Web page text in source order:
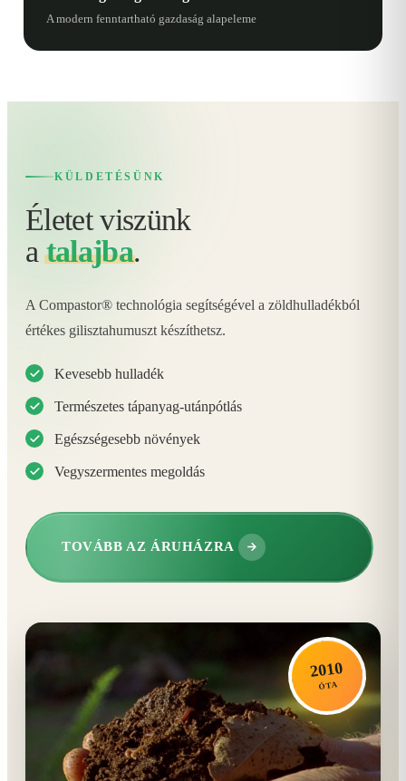
A modern fenntartható gazdaság alapeleme
KÜLDETÉSÜNK
Életet viszünk
atalajba.
A Compastor® technológia segítségével a zöldhulladékból
értékes gilisztahumuszt készíthetsz.
Kevesebb hulladék
Természetes tápanyag-utánpótlás
Egészségesebb növények
Vegyszermentes megoldás
TOVÁBB AZ ÁRUHÁZRA
2010
ÓTA